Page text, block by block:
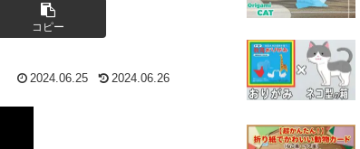
コピー
2024.06.25 2024.06.26